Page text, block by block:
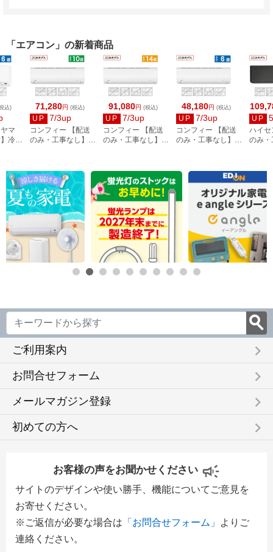
「エアコン」の新着商品
71,280円 (税込)
UP 7/3up
コンフィー 【配送
のみ・工事なし】冷
91,080円 (税込)
UP 7/3up
コンフィー 【配送
のみ・工事なし】冷
48,180円 (税込)
UP 7/3up
コンフィー 【配送
のみ・工事なし】冷
UP
ハイセ
のみ・
込)
マ
冷房
ご利用案内 keyboard_arrow_right
お問合せフォーム keyboard_arrow_right
メールマガジン登録 keyboard_arrow_right
初めての方へ keyboard_arrow_right
お客様の声をお聞かせください
サイトのデザインや使い勝手、機能についてご意見を
お寄せください。
※ご返信が必要な場合は 「お問合せフォーム」
よりご
連絡ください。